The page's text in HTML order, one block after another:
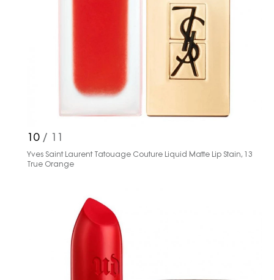
10/ 11
Yves Saint Laurent Tatouage Couture Liquid Matte Lip Stain, 13
True Orange